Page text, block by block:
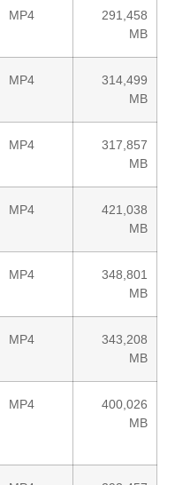
MP4
291,458
MB
MP4
314,499
MB
MP4
317,857
MB
MP4
421,038
MB
MP4
348,801
MB
MP4
343,208
MB
MP4
400,026
MB